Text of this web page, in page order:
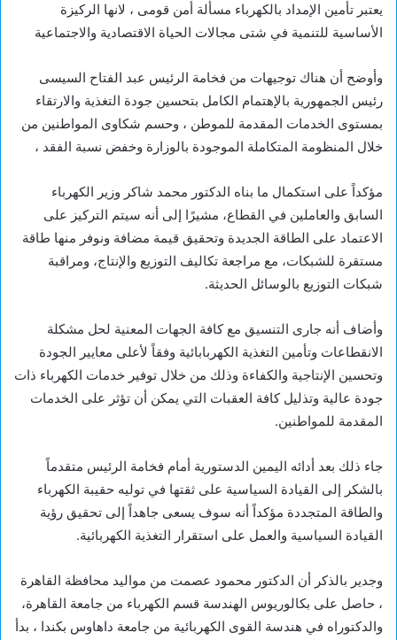
يعتبر تأمين الإمداد بالكهرباء مسألة أمن قومى ، لانها الركيزة
الأساسية للتنمية في شتى مجالات الحياة الاقتصادية والاجتماعية
وأوضح أن هناك توجيهات من فخامة الرئيس عبد الفتاح السيسى
رئيس الجمهورية بالإهتمام الكامل بتحسين جودة التغذية والارتقاء
بمستوى الخدمات المقدمة للموطن ، وحسم شكاوى المواطنين من
خلال المنظومة المتكاملة الموجودة بالوزارة وخفض نسبة الفقد ،
مؤكداً على استكمال ما بناه الدكتور محمد شاكر وزير الكهرباء
السابق والعاملين في القطاع، مشيرًا إلى أنه سيتم التركيز على
الاعتماد على الطاقة الجديدة وتحقيق قيمة مضافة ونوفر منها طاقة
مستقرة للشبكات، مع مراجعة تكاليف التوزيع والإنتاج، ومراقبة
شبكات التوزيع بالوسائل الحديثة.
وأضاف أنه جارى التنسيق مع كافة الجهات المعنية لحل مشكلة
الانقطاعات وتأمين التغذية الكهربابائية وفقاً لأعلى معايير الجودة
وتحسين الإنتاجية والكفاءة وذلك من خلال توفير خدمات الكهرباء ذات
جودة عالية وتذليل كافة العقبات التي يمكن أن تؤثر على الخدمات
المقدمة للمواطنين.
جاء ذلك بعد أدائه اليمين الدستورية أمام فخامة الرئيس متقدماً
بالشكر إلى القيادة السياسية على ثقتها في توليه حقيبة الكهرباء
والطاقة المتجددة مؤكداً أنه سوف يسعى جاهداً إلى تحقيق رؤية
القيادة السياسية والعمل على استقرار التغذية الكهربائية.
وجدير بالذكر أن الدكتور محمود عصمت من مواليد محافظة القاهرة
، حاصل على بكالوريوس الهندسة قسم الكهرباء من جامعة القاهرة،
والدكتوراه في هندسة القوى الكهربائية من جامعة داهاوس بكندا ، بدأ